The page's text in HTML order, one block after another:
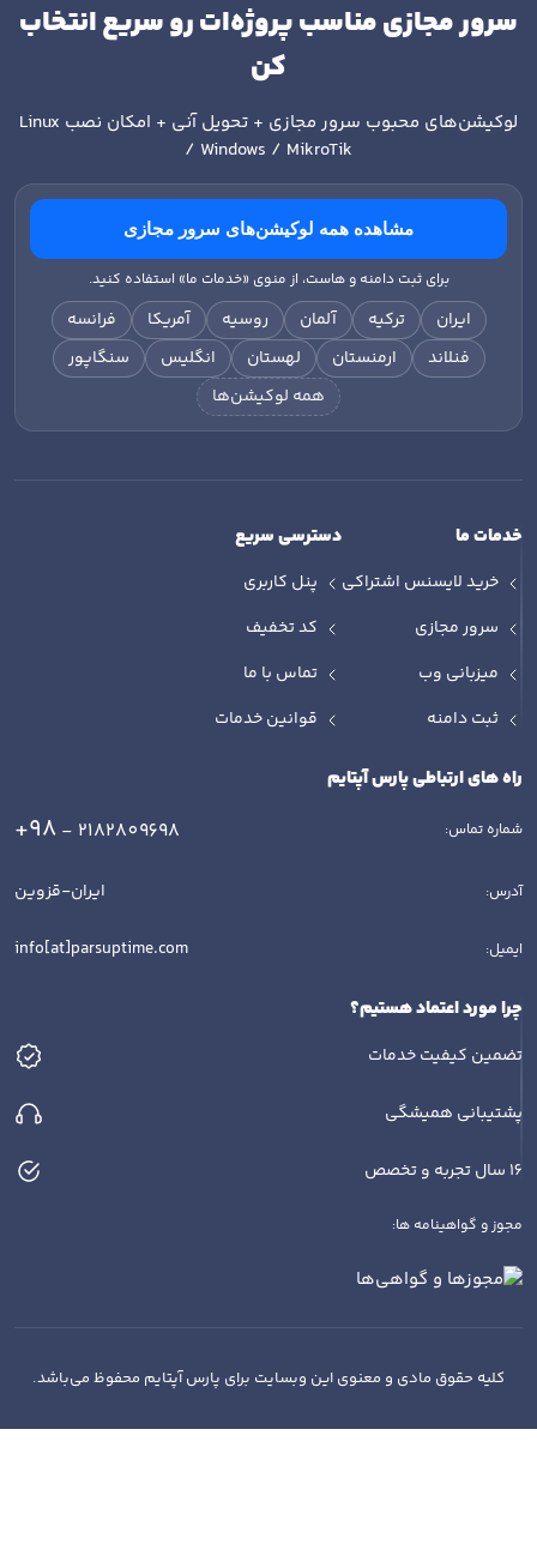
سرور مجازی مناسب پروژه‌ات رو سریع انتخاب
کن
لوکیشن‌های محبوب سرور مجازی + تحویل آنی + امکان نصب Linux
/ Windows / MikroTik
مشاهده همه لوکیشن‌های سرور مجازی
برای ثبت دامنه و هاست، از منوی «خدمات ما» استفاده کنید.
ایران ترکیه آلمان روسیه آمریکا
فرانسه
فنلاند
ارمنستان لهستان انگلیس
سنگاپور
همه لوکیشن‌ها
خدمات ما
خرید لایسنس اشتراکی
سرور مجازی
میزبانی وب
ثبت دامنه
دسترسی سریع
پنل کاربری
کد تخفیف
تماس با ما
قوانین خدمات
راه های ارتباطی پارس آپتایم
شماره تماس: +98 - 2182809698
آدرس: ایران-قزوین
ایمیل: info[at]parsuptime.com
چرا مورد اعتماد هستیم؟
تضمین کیفیت خدمات
پشتیبانی همیشگی
16 سال تجربه و تخصص
مجوز و گواهینامه ها:
کلیه حقوق مادی و معنوی این وبسایت برای پارس آپتایم محفوظ می‌باشد.